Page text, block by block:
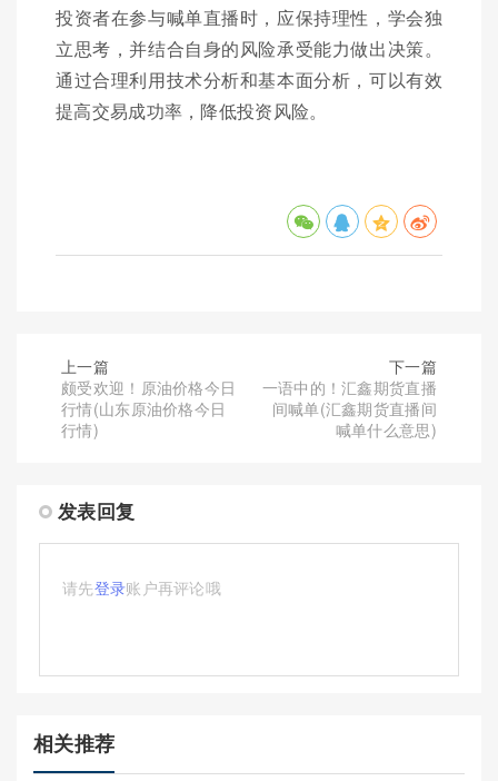
投资者在参与喊单直播时，应保持理性，学会独
立思考，并结合自身的风险承受能力做出决策。
通过合理利用技术分析和基本面分析，可以有效
提高交易成功率，降低投资风险。
上一篇
颇受欢迎！原油价格今日
行情(山东原油价格今日
行情)
下一篇
一语中的！汇鑫期货直播
间喊单(汇鑫期货直播间
喊单什么意思)
发表回复
请先登录账户再评论哦
相关推荐